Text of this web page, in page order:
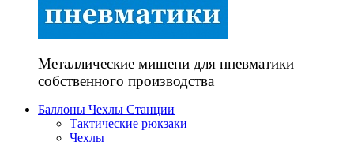
Металлические мишени для пневматики
собственного производства
Баллоны Чехлы Станции
Тактические рюкзаки
Чехлы